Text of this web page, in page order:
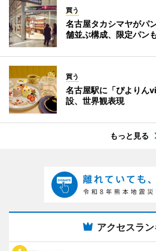
買う
名古屋タカシマヤが
舗並ぶ構成、限定パン
買う
名古屋駅に「ぴより
設、世界観表現
もっと見る
アクセスラ